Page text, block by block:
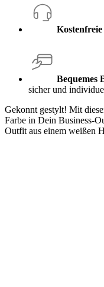
Bequemes
sicher und
Gekonnt gestylt! Mit
Farbe in Dein Business-
Outfit aus einem weißen